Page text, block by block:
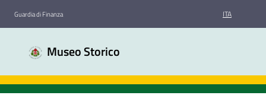
Guardia di Finanza ITA
Museo Storico
Storico
Guardia
di